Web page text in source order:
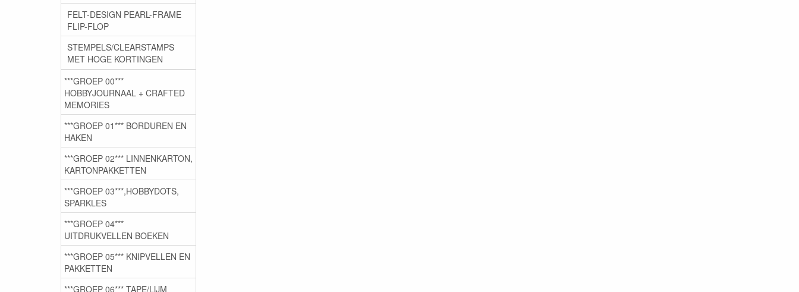
FELT-DESIGN PEARL-FRAME
FLIP-FLOP
STEMPELS/CLEARSTAMPS
MET HOGE KORTINGEN
***GROEP 00***
HOBBYJOURNAAL + CRAFTED
MEMORIES
***GROEP 01*** BORDUREN EN
HAKEN
***GROEP 02*** LINNENKARTON,
KARTONPAKKETTEN
***GROEP 03***,HOBBYDOTS,
SPARKLES
***GROEP 04***
UITDRUKVELLEN BOEKEN
***GROEP 05*** KNIPVELLEN EN
PAKKETTEN
***GROEP 06*** TAPE/LIJM